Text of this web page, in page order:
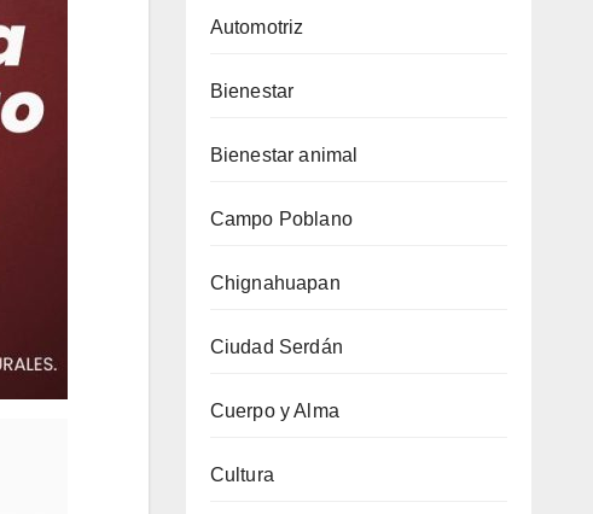
Automotriz
Bienestar
Bienestar animal
Campo Poblano
Chignahuapan
Ciudad Serdán
Cuerpo y Alma
Cultura